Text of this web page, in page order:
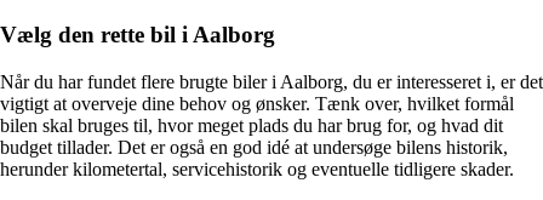
Vælg den rette bil i Aalborg
Når du har fundet flere brugte biler i Aalborg, du er interesseret i, er det
vigtigt at overveje dine behov og ønsker. Tænk over, hvilket formål
bilen skal bruges til, hvor meget plads du har brug for, og hvad dit
budget tillader. Det er også en god idé at undersøge bilens historik,
herunder kilometertal, servicehistorik og eventuelle tidligere skader.